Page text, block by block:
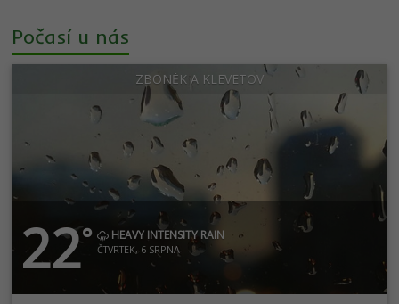
Počasí u nás
ZBONĚK A KLEVETOV
22° HEAVY INTENSITY RAIN
ČTVRTEK, 6 SRPNA